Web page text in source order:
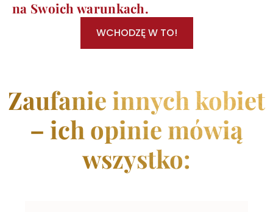
na Swoich warunkach.
WCHODZĘ W TO!
Zaufanie innych kobiet
– ich opinie mówią
wszystko: